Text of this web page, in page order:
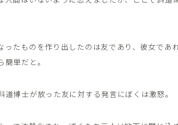
たものを作り出したのは友であり、彼女であ
単だと。
博士が放った友に対する発言にぼくは激怒。